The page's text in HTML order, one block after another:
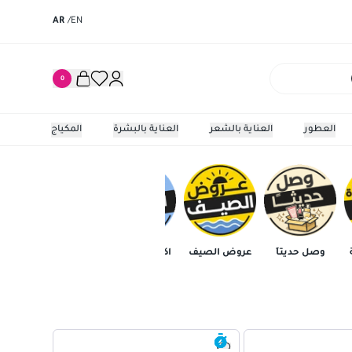
EN
/
AR
0
المكياج العناية بالبشرة العناية بالشعر العطور
وصل حديثاً عروض الصيف اكتشف المزيد